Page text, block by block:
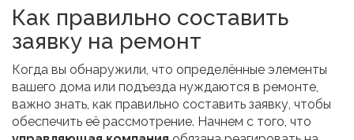
Как правильно составить
заявку на ремонт
Когда вы обнаружили, что определённые элементы
вашего дома или подъезда нуждаются в ремонте,
важно знать, как правильно составить заявку, чтобы
обеспечить её рассмотрение. Начнем с того, что